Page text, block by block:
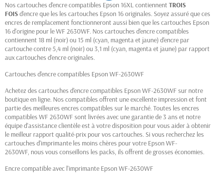
Nos cartouches d'encre compatibles Epson 16XL contiennent TROIS
FOISd'encre que les les cartouches Epson 16 originales. Soyez assuré que ces
encres de remplacement fonctionneront aussi bien que les cartouches Epson
16 d'origine pour le WF 2630WF. Nos cartouches d'encre compatibles
contiennent 18 ml (noir) ou 15 ml (cyan, magenta et jaune) d'encre par
cartouche contre 5,4 ml (noir) ou 3,1 ml (cyan, magenta et jaune) par rapport
aux cartouches d'encre originales.
Cartouches d'encre compatibles Epson WF-2630WF
Achetez des cartouches d'encre compatibles Epson WF-2630WF sur notre
boutique en ligne. Nos compatibles offrent une excellente impression et font
partie des meilleures encres compatibles sur le marché. Toutes les encres
compatibles WF 2630WF sont livrées avec une garantie de 3 ans et notre
équipe d'assistance clientèle est à votre disposition pour vous aider à obtenir
le meilleur rapport qualité-prix pour vos cartouches. Si vous recherchez les
cartouches d'imprimante les moins chères pour votre Epson WF-
2630WF, nous vous conseillons les packs, ils offrent de grosses économies.
Encre compatible avec l'imprimante Epson WF-2630WF